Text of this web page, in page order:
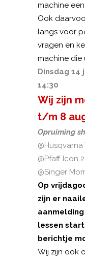
machine
Ook
langs voor
vragen en
machine die
Dinsdag
14:30
Wij zijn
t/m 8
Opruiming
@Pfaff Icon
@Singer
Op
zijn er
lessen
berichtje
Wij zijn ook